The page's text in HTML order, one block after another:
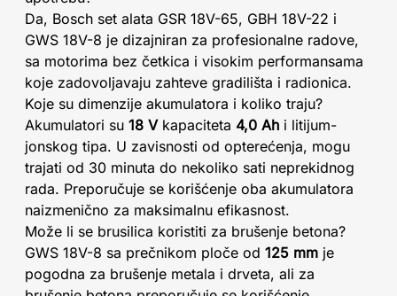
Da, Bosch set alata GSR 18V-65, GBH 18V-22 i
GWS 18V-8 je dizajniran za profesionalne radove,
sa motorima bez četkica i visokim performansama
koje zadovoljavaju zahteve gradilišta i radionica.
Koje su dimenzije akumulatora i koliko traju?
Akumulatori su 18 Vkapaciteta 4,0 Ah i litijum-
jonskog tipa. U zavisnosti od opterećenja, mogu
trajati od 30 minuta do nekoliko sati neprekidnog
rada. Preporučuje se korišćenje oba akumulatora
naizmenično za maksimalnu efikasnost.
Može li se brusilica koristiti za brušenje betona?
GWS 18V-8 sa prečnikom ploče od 125 mm je
pogodna za brušenje metala i drveta, ali za